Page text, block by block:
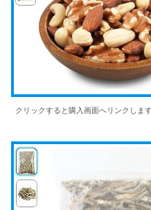
クリックすると購入画面へリンクしま